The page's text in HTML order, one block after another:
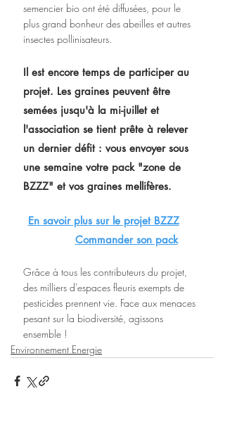
semencier bio ont été diffusées, pour le
plus grand bonheur des abeilles et autres
insectes pollinisateurs.
Il est encore temps de participer au
projet. Les graines peuvent être
semées jusqu'à la mi-juillet et
l'association se tient prête à relever
un dernier défit : vous envoyer sous
une semaine votre pack "zone de
BZZZ" et vos graines mellifères.
En savoir plus sur le projet BZZZ
Commander son pack
Grâce à tous les contributeurs du projet,
des milliers d'espaces fleuris exempts de
pesticides prennent vie. Face aux menaces
pesant sur la biodiversité, agissons
ensemble !
Environnement Energie